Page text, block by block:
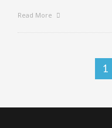
Read More
1